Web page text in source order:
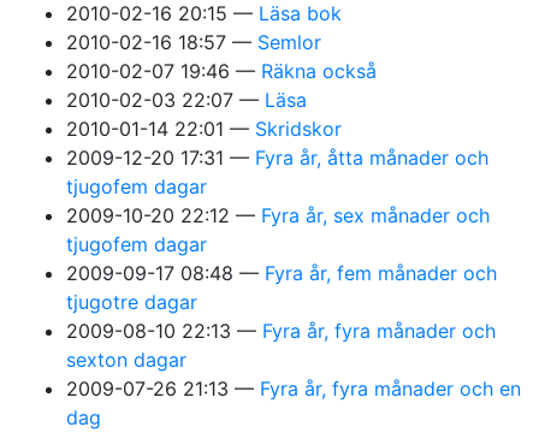
2010-02-16 20:15
Läsa bok
2010-02-16 18:57
Semlor
2010-02-07 19:46
Räkna också
2010-02-03 22:07
Läsa
2010-01-14 22:01
Skridskor
2009-12-20 17:31
Fyra år, åtta månader och
tjugofem dagar
2009-10-20 22:12
Fyra år, sex månader och
tjugofem dagar
2009-09-17 08:48
Fyra år, fem månader och
tjugotre dagar
2009-08-10 22:13
Fyra år, fyra månader och
sexton dagar
2009-07-26 21:13
Fyra år, fyra månader och en
dag